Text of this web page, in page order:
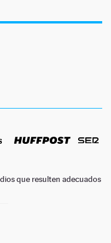
que resulten adecuados